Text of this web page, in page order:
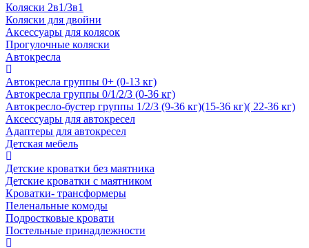
Коляски 2в1/3в1
Коляски для двойни
Аксессуары для колясок
Прогулочные коляски
Автокресла
Автокресла группы 0+ (0-13 кг)
Автокресла группы 0/1/2/3 (0-36 кг)
Автокресло-бустер группы 1/2/3 (9-36 кг)(15-36 кг)( 22-36 кг)
Аксессуары для автокресел
Адаптеры для автокресел
Детская мебель
Детские кроватки без маятника
Детские кроватки с маятником
Кроватки- трансформеры
Пеленальные комоды
Подростковые кровати
Постельные принадлежности